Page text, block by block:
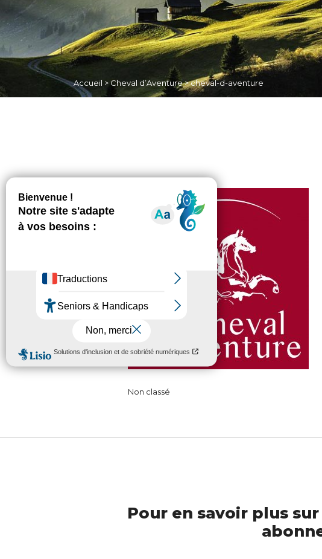
Accueil >Cheval d’Aventure>cheval-d-aventure
Non classé
Pour en savoir plus